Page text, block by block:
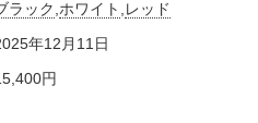
ラック ホワイト レッド
年12月11日
円